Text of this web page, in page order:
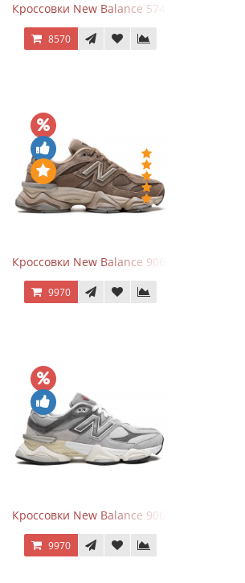
Кроссовки New Balance 574 Navy Blue
8570
Кроссовки New Balance 9060 Mushroom
9970
Кроссовки New Balance 9060 Rain Cloud
9970